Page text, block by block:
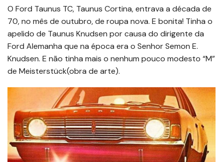
O Ford Taunus TC, Taunus Cortina, entrava a década de
70, no mês de outubro, de roupa nova. E bonita! Tinha o
apelido de Taunus Knudsen por causa do dirigente da
Ford Alemanha que na época era o Senhor Semon E.
Knudsen. E não tinha mais o nenhum pouco modesto “M”
de Meisterstück(obra de arte).